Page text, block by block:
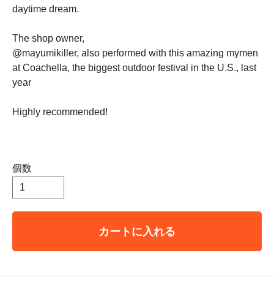
daytime dream.
The shop owner,
@mayumikiller, also performed with this amazing mymen
at Coachella, the biggest outdoor festival in the U.S., last
year
Highly recommended!
個数
カートに入れる